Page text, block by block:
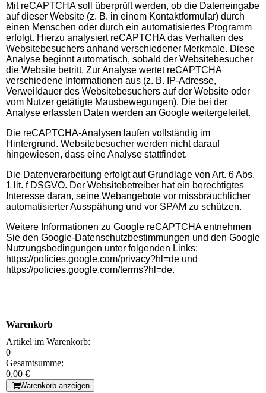
Mit reCAPTCHA soll überprüft werden, ob die Dateneingabe
auf dieser Website (z. B. in einem Kontaktformular) durch
einen Menschen oder durch ein automatisiertes Programm
erfolgt. Hierzu analysiert reCAPTCHA das Verhalten des
Websitebesuchers anhand verschiedener Merkmale. Diese
Analyse beginnt automatisch, sobald der Websitebesucher
die Website betritt. Zur Analyse wertet reCAPTCHA
verschiedene Informationen aus (z. B. IP-Adresse,
Verweildauer des Websitebesuchers auf der Website oder
vom Nutzer getätigte Mausbewegungen). Die bei der
Analyse erfassten Daten werden an Google weitergeleitet.
Die reCAPTCHA-Analysen laufen vollständig im
Hintergrund. Websitebesucher werden nicht darauf
hingewiesen, dass eine Analyse stattfindet.
Die Datenverarbeitung erfolgt auf Grundlage von Art. 6 Abs.
1 lit. f DSGVO. Der Websitebetreiber hat ein berechtigtes
Interesse daran, seine Webangebote vor missbräuchlicher
automatisierter Ausspähung und vor SPAM zu schützen.
Weitere Informationen zu Google reCAPTCHA entnehmen
Sie den Google-Datenschutzbestimmungen und den Google
Nutzungsbedingungen unter folgenden Links:
https://policies.google.com/privacy?hl=de und
https://policies.google.com/terms?hl=de.
Warenkorb
Artikel im Warenkorb:
0
Gesamtsumme:
0,00 €
Warenkorb anzeigen